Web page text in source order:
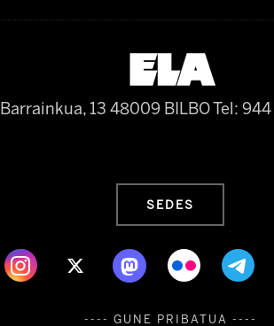
Barrainkua, 13 48009 BILBOTel:
SEDES
---- GUNE PRIBATUA ----